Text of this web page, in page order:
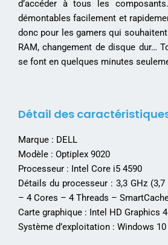
d’accéder à tous les
démontables facilement et
donc pour les gamers qui
RAM, changement de disque dur…
se font en quelques minutes
Détail des
Marque : DELL
Modèle : Optiplex 9020
Processeur : Intel Core i5 4590
Détails du processeur : 3,3 GHz
– 4 Cores – 4 Threads –
Carte graphique : Intel HD Graphics
Système d’exploitation : Windows